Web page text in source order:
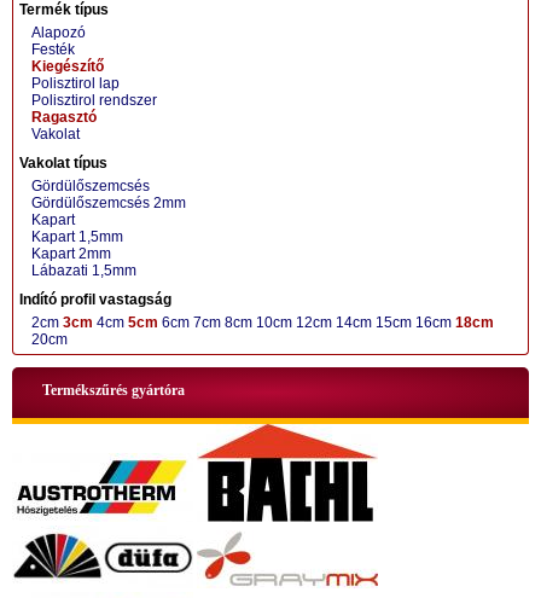
Termék típus
Alapozó
Festék
Kiegészítő
Polisztirol lap
Polisztirol rendszer
Ragasztó
Vakolat
Vakolat típus
Gördülőszemcsés
Gördülőszemcsés 2mm
Kapart
Kapart 1,5mm
Kapart 2mm
Lábazati 1,5mm
Indító profil vastagság
2cm 3cm 4cm 5cm 6cm 7cm 8cm 10cm 12cm 14cm 15cm 16cm 18cm
20cm
Termékszűrés gyártóra